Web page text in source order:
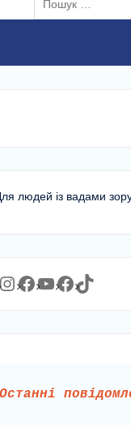
людей із вадами
Facebook
YouTube
Facebook
https://
Останні